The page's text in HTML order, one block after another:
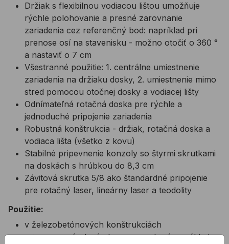
Držiak s flexibilnou vodiacou lištou umožňuje
rýchle polohovanie a presné zarovnanie
zariadenia cez referenčný bod: napríklad pri
prenose osí na stavenisku - možno otočiť o 360 °
a nastaviť o 7 cm
Všestranné použitie: 1. centrálne umiestnenie
zariadenia na držiaku dosky, 2. umiestnenie mimo
stred pomocou otočnej dosky a vodiacej lišty
Odnímateľná rotačná doska pre rýchle a
jednoduché pripojenie zariadenia
Robustná konštrukcia - držiak, rotačná doska a
vodiaca lišta (všetko z kovu)
Stabilné pripevnenie konzoly so štyrmi skrutkami
na doskách s hrúbkou do 8,3 cm
Závitová skrutka 5/8 ako štandardné pripojenie
pre rotačný laser, lineárny laser a teodolity
Použitie:
v železobetónových konštrukciách
pri murovaní a tesárstve - prevod osí na základy